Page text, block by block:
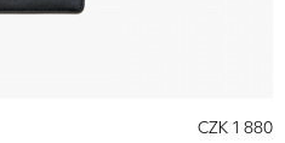
CZK 1 880